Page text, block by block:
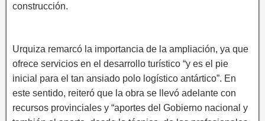
construcción.
Urquiza remarcó la importancia de la ampliación, ya que
ofrece servicios en el desarrollo turístico “y es el pie
inicial para el tan ansiado polo logístico antártico”. En
este sentido, reiteró que la obra se llevó adelante con
recursos provinciales y “aportes del Gobierno nacional y